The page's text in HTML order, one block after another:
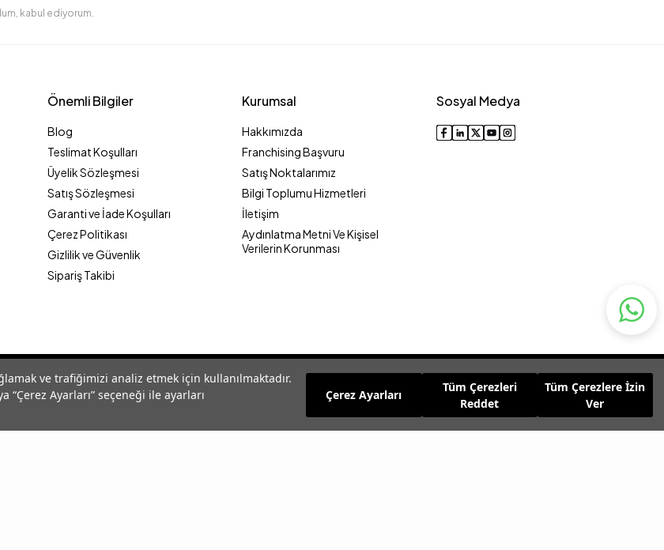
ve trafiğimizi analiz etmek için kullanılmaktadır.
Ayarları” seçeneği ile ayarları
Çerez Ayarları
Tüm Çerezleri
Reddet
Tüm Çerezlere İzin
Ver
kabul ediyorum.
Önemli Bilgiler
Blog
Teslimat Koşulları
Üyelik Sözleşmesi
Satış Sözleşmesi
Garanti ve İade Koşulları
Çerez Politikası
Gizlilik ve Güvenlik
Sipariş Takibi
Kurumsal
Hakkımızda
Franchising Başvuru
Satış Noktalarımız
Bilgi Toplumu Hizmetleri
İletişim
Aydınlatma Metni Ve Kişisel
Verilerin Korunması
Sosyal Medya